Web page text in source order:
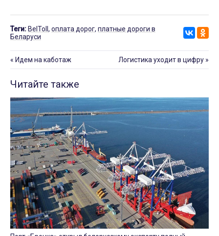
Теги: BelToll , оплата дорог, платные дороги в
Беларуси
« Идем на каботаж Логистика уходит в цифру »
Читайте также